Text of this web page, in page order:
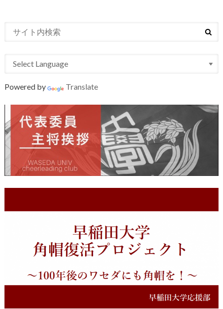
Powered by Translate